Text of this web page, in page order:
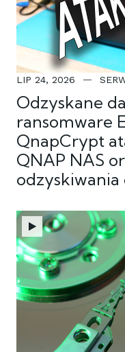
LIP 24, 2026
Odzyskane
ransomware
QnapCrypt
QNAP NAS
odzyskiwania